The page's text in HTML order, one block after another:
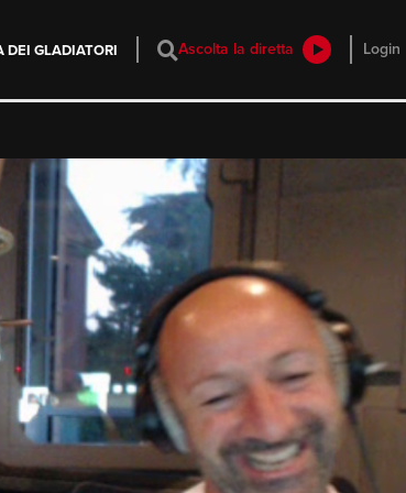
DEI GLADIATORI Ascolta la diretta Login